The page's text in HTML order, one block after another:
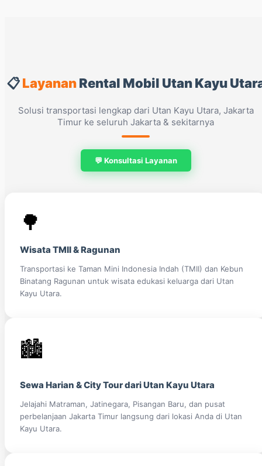
📋LayananRental Mobil Utan Kayu
Solusi transportasi lengkap dari Utan Kayu Utara, Jakarta
Timur ke seluruh Jakarta & sekitarnya
💬 Konsultasi Layanan
🌳
Wisata TMII & Ragunan
Transportasi ke Taman Mini Indonesia Indah (TMII) dan Kebun
Binatang Ragunan untuk wisata edukasi keluarga dari Utan
Kayu Utara.
🏙️
Sewa Harian & City Tour dari Utan Kayu Utara
Jelajahi Matraman, Jatinegara, Pisangan Baru, dan pusat
perbelanjaan Jakarta Timur langsung dari lokasi Anda di Utan
Kayu Utara.